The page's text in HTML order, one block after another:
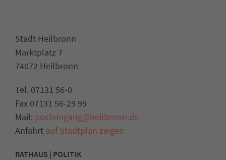
Stadt Heilbronn
Marktplatz 7
74072 Heilbronn
Tel. 07131 56-0
Fax 07131 56-29 99
Mail: posteingang@heilbronn.de
Anfahrt auf Stadtplan zeigen
RATHAUS | POLITIK